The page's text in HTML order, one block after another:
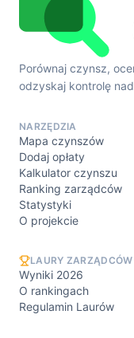
Porównaj czynsz,
odzyskaj kontrolę nad
NARZĘDZIA
Mapa czynszów
Dodaj opłaty
Kalkulator czynszu
Ranking zarządców
Statystyki
O projekcie
LAURY
Wyniki 2026
O rankingach
Regulamin Laurów